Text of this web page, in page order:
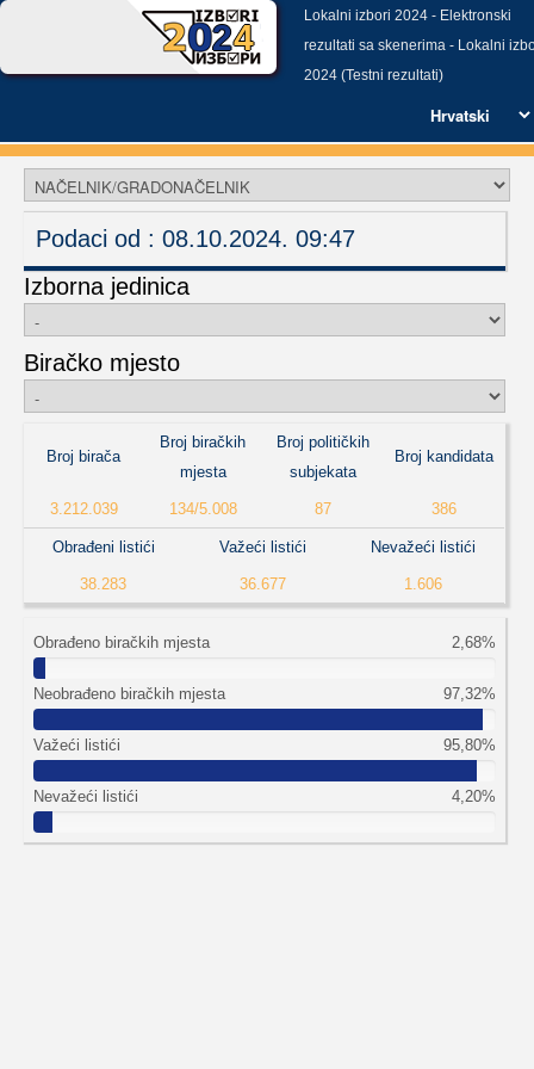
24
Lokalni izbori 2024 - Elektronski
rezultati sa skenerima - Lokalni
2024 (Testni rezultati)
Podaci od : 08.10.2024. 09:47
Izborna jedinica
Biračko mjesto
Broj birača
Broj biračkih
mjesta
Broj političkih
subjekata
Broj kandidata
3.212.039 134/5.008 87 386
Obrađeni listići Važeći listići Nevažeći listići
38.283 36.677 1.606
Obrađeno biračkih mjesta 2,68%
Neobrađeno biračkih mjesta 97,32%
Važeći listići 95,80%
Nevažeći listići 4,20%